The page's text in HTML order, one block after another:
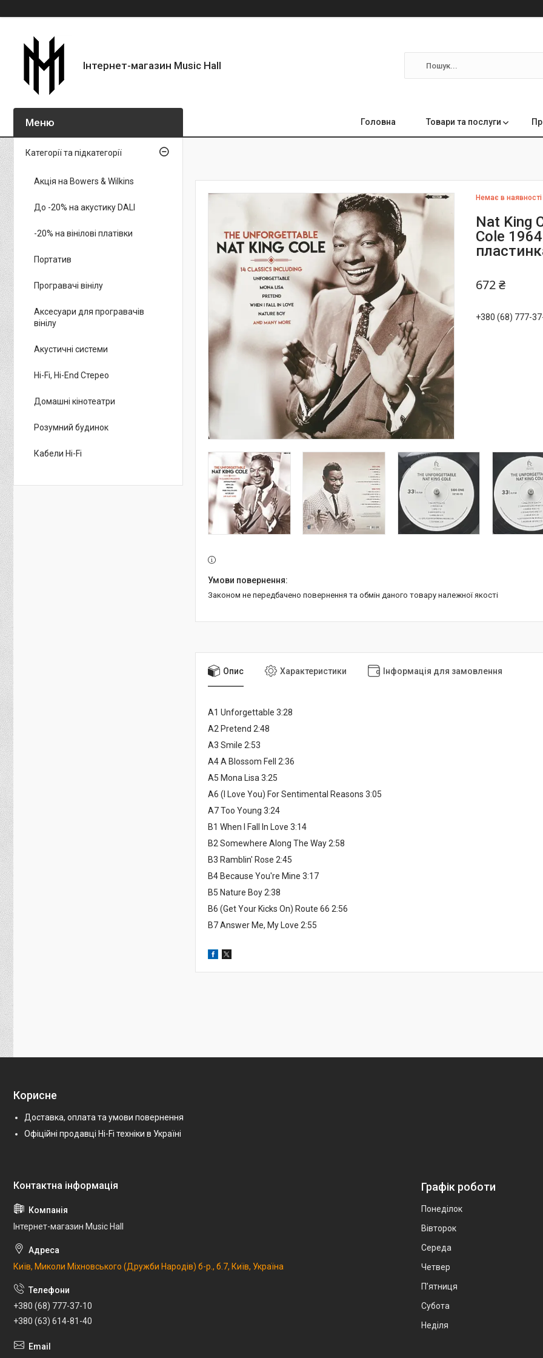
Інтернет-магазин Music Hall
Головна Товари та послуги
Немає в наявності
Nat King
Cole
672 ₴
+380 (68) 777-
Законом не передбачено повернення та обмін даного товару належної якості
Опис Характеристики Інформація для замовлення
A1 Unforgettable 3:28
A2 Pretend 2:48
A3 Smile 2:53
A4 A Blossom Fell 2:36
A5 Mona Lisa 3:25
A6 (I Love You) For Sentimental Reasons 3:05
A7 Too Young 3:24
B1 When I Fall In Love 3:14
B2 Somewhere Along The Way 2:58
B3 Ramblin' Rose 2:45
B4 Because You're Mine 3:17
B5 Nature Boy 2:38
B6 (Get Your Kicks On) Route 66 2:56
B7 Answer Me, My Love 2:55
Категорії та підкатегорії
Акція на Bowers & Wilkins
До -20% на акустику DALI
-20% на вінілові платівки
Портатив
Програвачі вінілу
Аксесуари для програвачів
вінілу
Акустичні системи
Hi-Fi, Hi-End Стерео
Домашні кінотеатри
Розумний будинок
Кабели Hi-Fi
Корисне
Доставка, оплата та умови повернення
Офіційні продавці Hi-Fi техніки в Україні
Інтернет-магазин Music Hall
Київ, Миколи Міхновського (Дружби Народів) б-р., б.7, Київ, Україна
+380 (68) 777-37-10
+380 (63) 614-81-40
Графік роботи
Понеділок
Вівторок
Середа
Четвер
Пʼятниця
Субота
Неділя